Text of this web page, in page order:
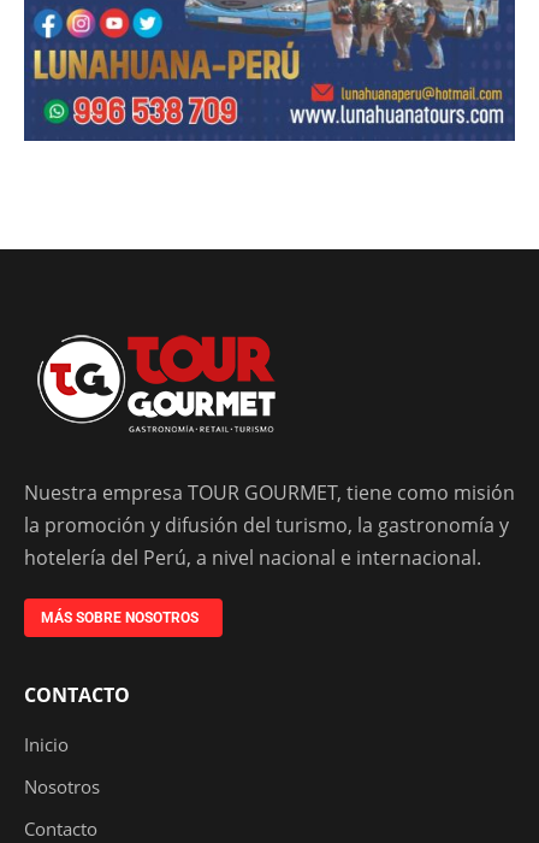
Nuestra empresa TOUR GOURMET, tiene como misión
la promoción y difusión del turismo, la gastronomía y
hotelería del Perú, a nivel nacional e internacional.
MÁS SOBRE NOSOTROS
CONTACTO
Inicio
Nosotros
Contacto